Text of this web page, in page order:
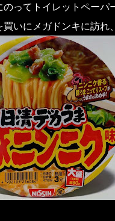
ってトイレットペーパ
いにメガドンキに訪れ